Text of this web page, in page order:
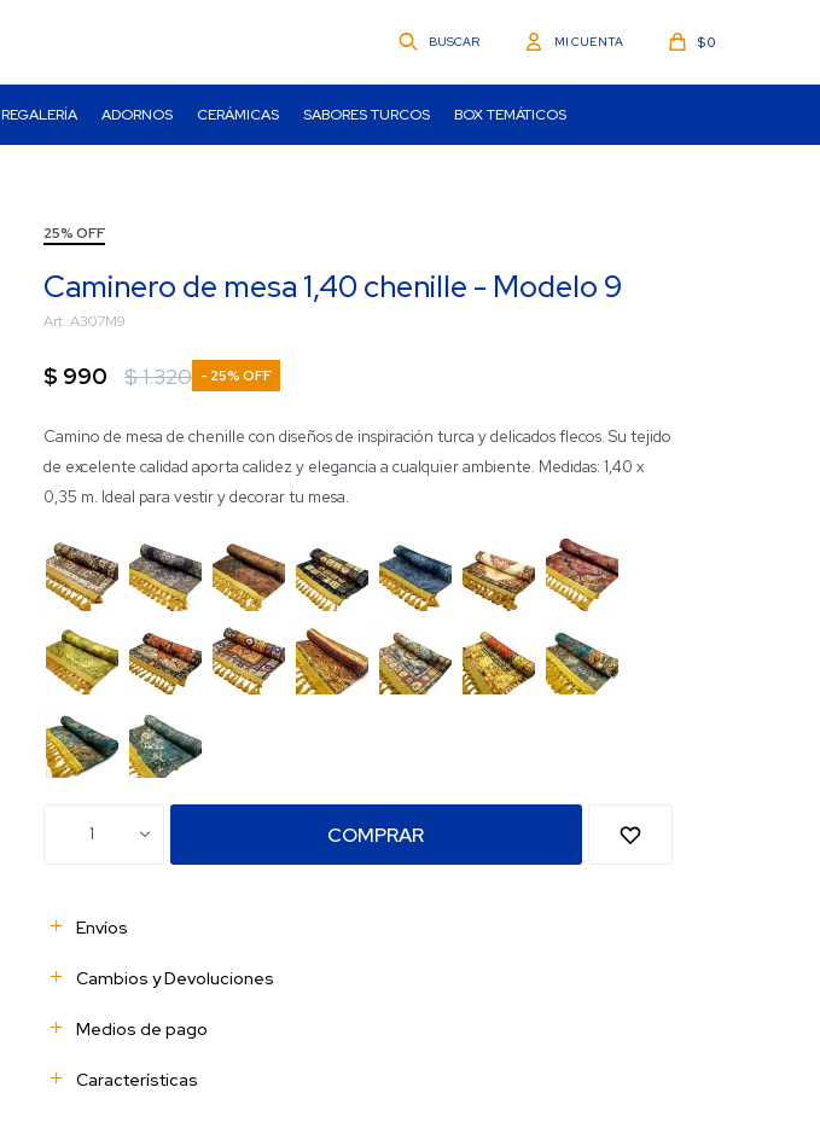
REGALERÍA ADORNOS CERÁMICAS SABORES TURCOS BOX TEMÁTICOS
$0
25% OFF
Caminero de mesa 1,40 chenille - Modelo 9
A307M9
$ 990 $1.320 25
Camino de mesa de chenille con diseños de inspiración turca y delicados flecos. Su tejido
de excelente calidad aporta calidez y elegancia a cualquier ambiente. Medidas: 1,40 x
0,35 m. Ideal para vestir y decorar tu mesa.
1 COMPRAR
Envíos
Cambios y Devoluciones
Medios de pago
Características